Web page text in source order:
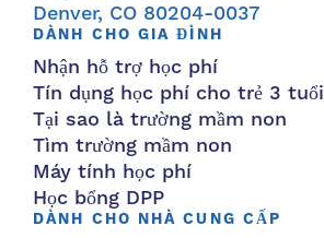
Denver, CO 80204-0037
DÀNH CHO GIA ĐÌNH
Nhận hỗ trợ học phí
Tín dụng học phí cho trẻ 3 tuổi
Tại sao là trường mầm non
Tìm trường mầm non
Máy tính học phí
Học bổng DPP
DÀNH CHO NHÀ CUNG CẤP